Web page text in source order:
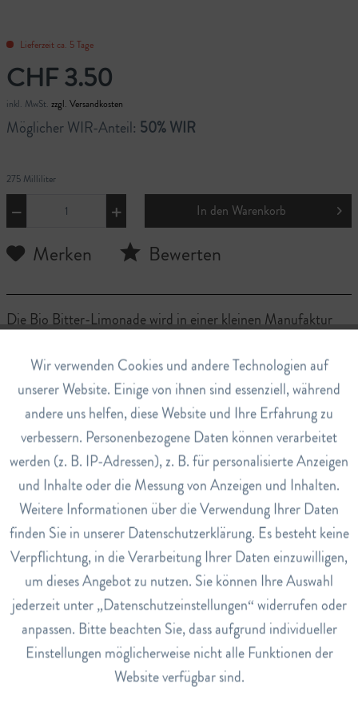
Lieferzeit ca. 5 Tage
CHF 3.50
inkl. MwSt. zzgl. Versandkosten
Möglicher WIR-Anteil: 50% WIR
275 Milliliter
In den Warenkorb
Merken Bewerten
Die Bio Bitter-Limonade wird in einer kleinen Manufaktur
hergestellt. Wermut und Enzian werden von Zobo von Hand
gebraut und abgefüllt.
bio
vegan
nicht so süss
Art.Nr.
110013765
EAN
7640171690018
Lagerbestand
Funktionale Aktiv
Marketing Inaktiv
Tracking Inaktiv
Service Inaktiv
Wir verwenden Cookies und andere Technologien auf
unserer Website. Einige von ihnen sind essenziell, während
andere uns helfen, diese Website und Ihre Erfahrung zu
verbessern. Personenbezogene Daten können verarbeitet
werden (z. B. IP-Adressen), z. B. für personalisierte Anzeigen
und Inhalte oder die Messung von Anzeigen und Inhalten.
Weitere Informationen über die Verwendung Ihrer Daten
finden Sie in unserer Datenschutzerklärung. Es besteht keine
Verpflichtung, in die Verarbeitung Ihrer Daten einzuwilligen,
um dieses Angebot zu nutzen. Sie können Ihre Auswahl
jederzeit unter „Datenschutzeinstellungen“ widerrufen oder
anpassen. Bitte beachten Sie, dass aufgrund individueller
Einstellungen möglicherweise nicht alle Funktionen der
Website verfügbar sind.